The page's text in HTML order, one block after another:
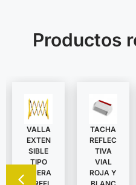
Productos
VALLA
EXTEN
SIBLE
TIPO
TIJERA
TACHA
REFLEC
TIVA
VIAL
ROJA Y